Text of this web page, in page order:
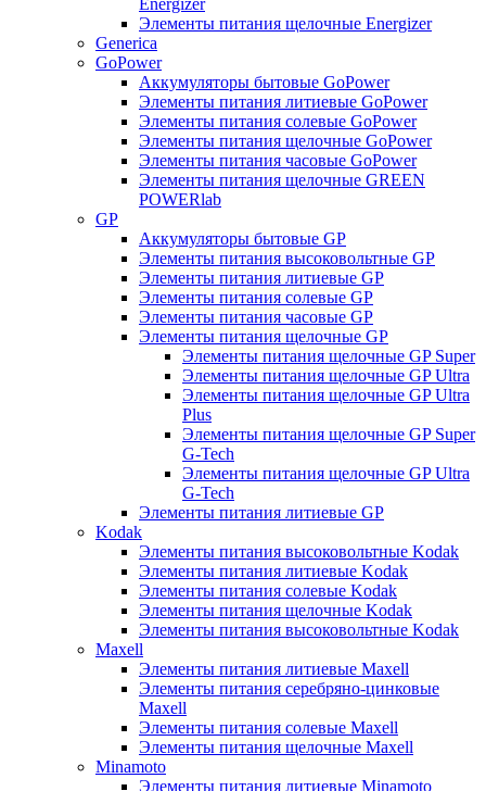
Energizer
Элементы питания щелочные Energizer
Generica
GoPower
Аккумуляторы бытовые GoPower
Элементы питания литиевые GoPower
Элементы питания солевые GoPower
Элементы питания щелочные GoPower
Элементы питания часовые GoPower
Элементы питания щелочные GREEN
POWERlab
GP
Аккумуляторы бытовые GP
Элементы питания высоковольтные GP
Элементы питания литиевые GP
Элементы питания солевые GP
Элементы питания часовые GP
Элементы питания щелочные GP
Элементы питания щелочные GP Super
Элементы питания щелочные GP Ultra
Элементы питания щелочные GP Ultra
Plus
Элементы питания щелочные GP Super
G-Tech
Элементы питания щелочные GP Ultra
G-Tech
Элементы питания литиевые GP
Kodak
Элементы питания высоковольтные Kodak
Элементы питания литиевые Kodak
Элементы питания солевые Kodak
Элементы питания щелочные Kodak
Элементы питания высоковольтные Kodak
Maxell
Элементы питания литиевые Maxell
Элементы питания серебряно-цинковые
Maxell
Элементы питания солевые Maxell
Элементы питания щелочные Maxell
Minamoto
Элементы питания литиевые Minamoto